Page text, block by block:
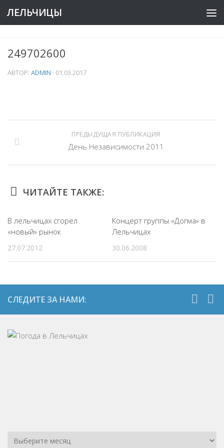
ЛЕЛЬЧИЦЫ
249702600
АВТОР: ADMIN · 01.03.2017
ПРЕДЫДУЩАЯ ПУБЛИКАЦИЯ
День Независимости 2011
ЧИТАЙТЕ ТАКЖЕ:
В лельчицах сгорел
«новый» рынок
27.07.2012
Концерт группы «Догма» в
Лельчицах
30.06.2008
СЛЕДИТЕ ЗА НАМИ: